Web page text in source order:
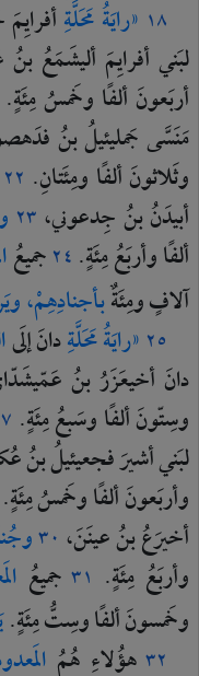
١٨ «رايَةُمَحَلَّةِأفرايِمَ
لبَنيأفرايِمَ أليشَمَعُبنُ
أربَعونَألفًاوخَمسُمِئَةٍ.
مَنَسَّىجَمليئيلُبنُ
وثَلاثونَألفًاومِئَتانِ. ٢٢
أبيدَنُبنُجِدعوني، ٢٣
ألفًاوأربَعُمِئَةٍ. ٢٤جميعُ
آلافٍومِئَةٌبأجنادِهِمْ،
٢٥ «رايَةُمَحَلَّةِدانَإلَى
دانَ أخيعَزَرُبنُ
وسِتّونَألفًاوسَبعُمِئَةٍ.
لبَنيأشيرَفجعيئيلُبنُ
وأربَعونَألفًاوخَمسُمِئَةٍ.
أخيرَعُبنُعينَنَ، ٣٠
وأربَعُ مِئَةٍ. ٣١ جميعُ
وخَمسونَألفًاوسِتُّمِئَةٍ.
٣٢ هؤُلاءِ هُمُ